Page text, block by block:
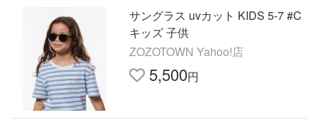
サングラス uvカット KIDS 5-7 #C
キッズ 子供
ZOZOTOWN Yahoo!店
5,500円